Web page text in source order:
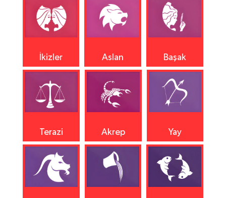
İkizler Aslan Başak
Terazi Akrep Yay